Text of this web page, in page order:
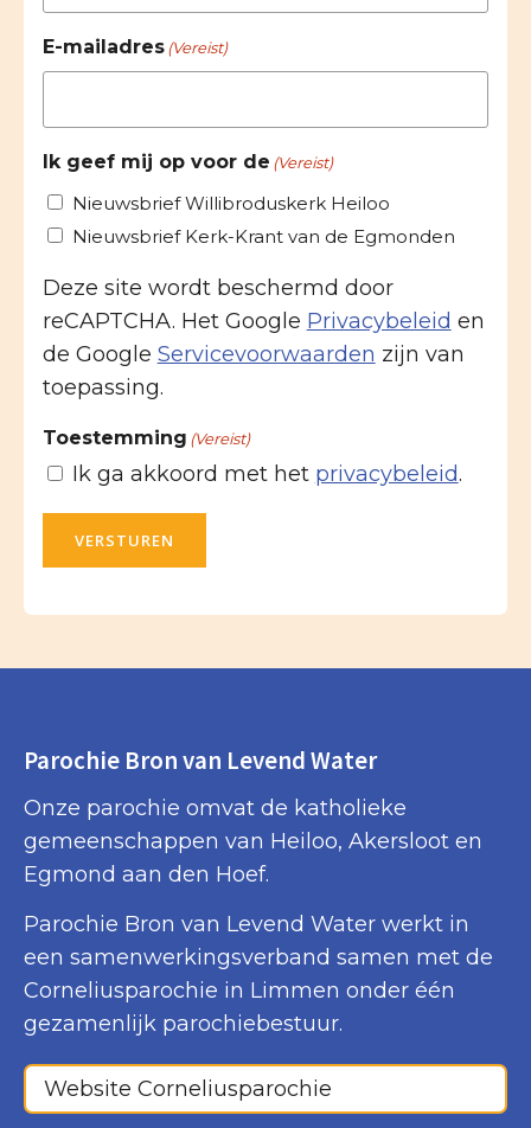
E-mailadres (Vereist)
Ik geef mij op voor de (Vereist)
Nieuwsbrief Willibroduskerk Heiloo
Nieuwsbrief Kerk-Krant van de Egmonden
Deze site wordt beschermd door
reCAPTCHA. Het Google Privacybeleid en
de Google Servicevoorwaarden zijn van
toepassing.
Toestemming (Vereist)
Ik ga akkoord met het privacybeleid.
VERSTUREN
Parochie Bron van Levend Water
Onze parochie omvat de katholieke
gemeenschappen van Heiloo, Akersloot en
Egmond aan den Hoef.
Parochie Bron van Levend Water werkt in
een samenwerkingsverband samen met de
Corneliusparochie in Limmen onder één
gezamenlijk parochiebestuur.
Website Corneliusparochie